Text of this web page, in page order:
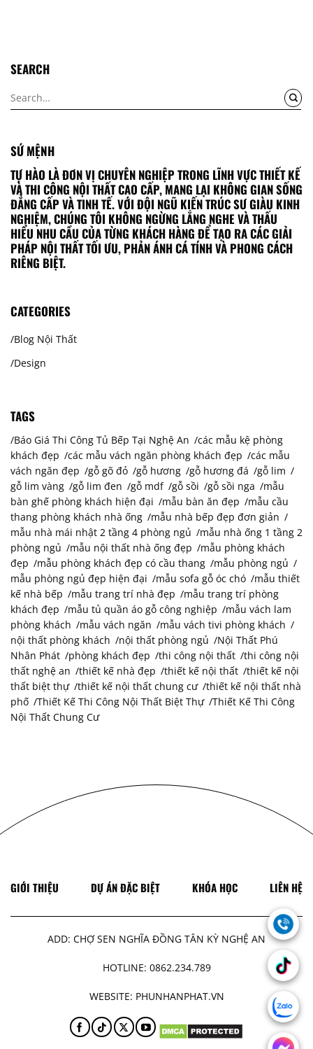
SEARCH
SỨ MỆNH
TỰ HÀO LÀ ĐƠN VỊ CHUYÊN NGHIỆP TRONG LĨNH VỰC THIẾT KẾ
VÀ THI CÔNG NỘI THẤT CAO CẤP, MANG LẠI KHÔNG GIAN SỐNG
ĐẲNG CẤP VÀ TINH TẾ. VỚI ĐỘI NGŨ KIẾN TRÚC SƯ GIÀU KINH
NGHIỆM, CHÚNG TÔI KHÔNG NGỪNG LẮNG NGHE VÀ THẤU
HIỂU NHU CẦU CỦA TỪNG KHÁCH HÀNG ĐỂ TẠO RA CÁC GIẢI
PHÁP NỘI THẤT TỐI ƯU, PHẢN ÁNH CÁ TÍNH VÀ PHONG CÁCH
RIÊNG BIỆT.
CATEGORIES
Blog Nội Thất
Design
TAGS
Báo Giá Thi Công Tủ Bếp Tại Nghệ An
các mẫu kệ phòng
khách đẹp
các mẫu vách ngăn phòng khách đẹp
các mẫu
vách ngăn đẹp
gỗ gõ đỏ gỗ hương gỗ hương đá
gỗ lim
gỗ lim vàng
gỗ lim đen gỗ mdf gỗ sồi gỗ sồi nga
mẫu
bàn ghế phòng khách hiện đại
mẫu bàn ăn đẹp
mẫu cầu
thang phòng khách nhà ống
mẫu nhà bếp đẹp đơn giản
mẫu nhà mái nhật 2 tầng 4 phòng ngủ
mẫu nhà ống 1 tầng 2
phòng ngủ
mẫu nội thất nhà ống đẹp
mẫu phòng khách
đẹp
mẫu phòng khách đẹp có cầu thang
mẫu phòng ngủ
mẫu phòng ngủ đẹp hiện đại
mẫu sofa gỗ óc chó
mẫu thiết
kế nhà bếp
mẫu trang trí nhà đẹp
mẫu trang trí phòng
khách đẹp
mẫu tủ quần áo gỗ công nghiệp
mẫu vách lam
phòng khách
mẫu vách ngăn
mẫu vách tivi phòng khách
nội thất phòng khách
nội thất phòng ngủ
Nội Thất Phú
Nhân Phát
phòng khách đẹp thi công nội thất
thi công nội
thất nghệ an
thiết kế nhà đẹp thiết kế nội thất
thiết kế nội
thất biệt thự
thiết kế nội thất chung cư
thiết kế nội thất nhà
phố
Thiết Kế Thi Công Nội Thất Biệt Thự
Thiết Kế Thi Công
Nội Thất Chung Cư
GIỚI THIỆU DỰ ÁN ĐẶC BIỆT KHÓA HỌC LIÊN HỆ
ADD: CHỢ SEN NGHĨA ĐỒNG TÂN KỲ NGHỆ AN
HOTLINE: 0862.234.789
WEBSITE: PHUNHANPHAT.VN
.
.
.